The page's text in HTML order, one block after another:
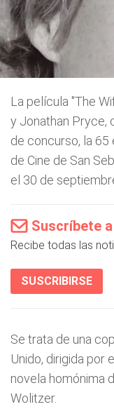
La película "The
y Jonathan Pryce,
de concurso, la 65
de Cine de San
el 30 de
Suscríbete
Recibe todas las
SUSCRIBIRSE
Se trata de una
Unido, dirigida por
novela homónima
Wolitzer.